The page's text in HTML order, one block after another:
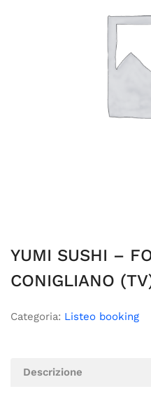
YUMI SUSHI –
CONIGLIANO
Categoria: Listeo booking
Descrizione